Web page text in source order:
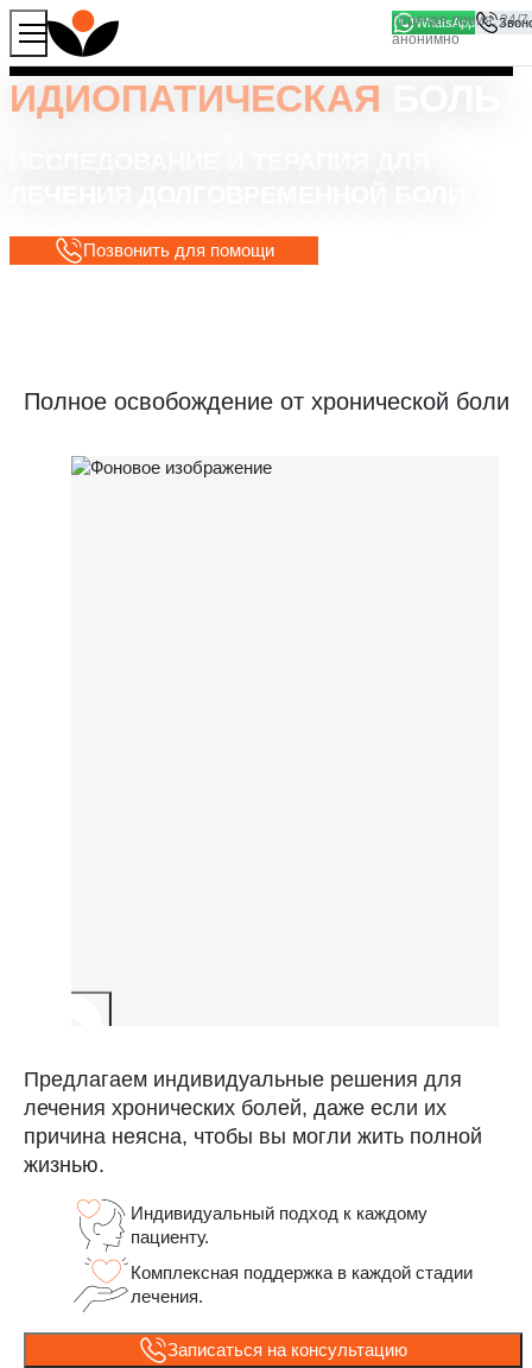
WhatsApp
ИДИОПАТИЧЕСКАЯ
Позвонить для помощи
Полное освобождение от хронической боли
Предлагаем индивидуальные решения для
лечения хронических болей, даже если их
причина неясна, чтобы вы могли жить полной
жизнью.
Индивидуальный подход к каждому
пациенту.
Комплексная поддержка в каждой стадии
лечения.
Записаться на консультацию
Продолжая работу с сайтом, вы соглашаетесь на то, что
мы используем файлы
Хорошо